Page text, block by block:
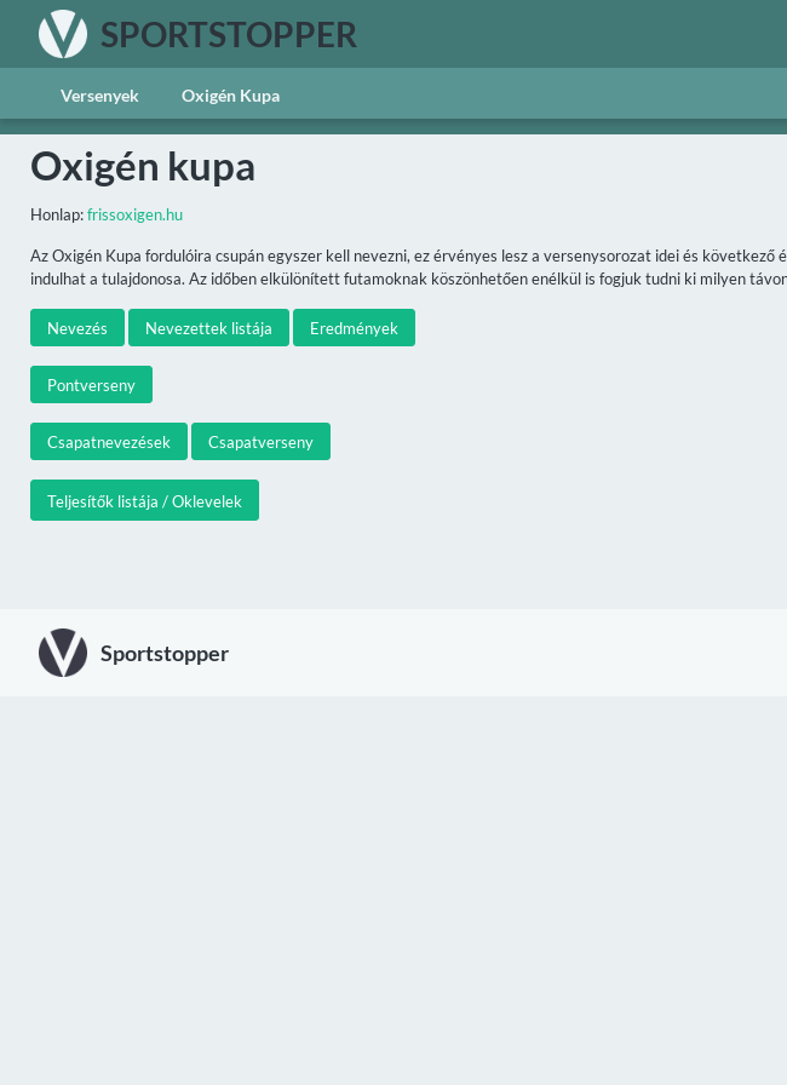
SPORTSTOPPER
Versenyek Oxigén Kupa
Oxigén kupa
Honlap:frissoxigen.hu
Az Oxigén Kupa fordulóira csupán egyszer kell nevezni, ez érvényes lesz a versenysorozat idei és
indulhat a tulajdonosa. Az időben elkülönített futamoknak köszönhetően enélkül is fogjuk tudni ki milyen
Nevezés Nevezettek listája Eredmények
Pontverseny
Csapatnevezések Csapatverseny
Teljesítők listája / Oklevelek
Sportstopper